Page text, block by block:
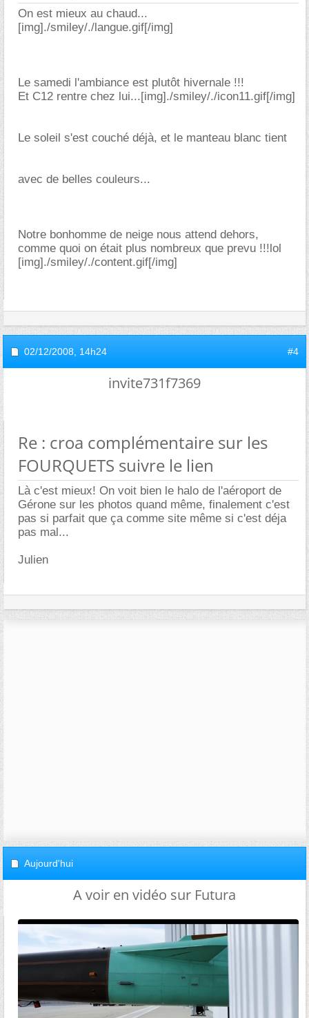
On est mieux au chaud...
[img]./smiley/./langue.gif[/img]
Le samedi l'ambiance est plutôt hivernale !!!
Et C12 rentre chez lui...[img]./smiley/./icon11.gif[/img]
Le soleil s'est couché déjà, et le manteau blanc tient
avec de belles couleurs...
Notre bonhomme de neige nous attend dehors,
comme quoi on était plus nombreux que prevu !!!lol
[img]./smiley/./content.gif[/img]
02/12/2008, 14h24 #4
invite731f7369
Re : croa complémentaire sur les
FOURQUETS suivre le lien
Là c'est mieux! On voit bien le halo de l'aéroport de
Gérone sur les photos quand même, finalement c'est
pas si parfait que ça comme site même si c'est déja
pas mal...
Julien
Aujourd'hui
A voir en vidéo sur Futura